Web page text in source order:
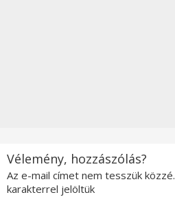
Vélemény, hozzászólás?
Az e-mail címet nem tesszük közzé.
karakterrel jelöltük